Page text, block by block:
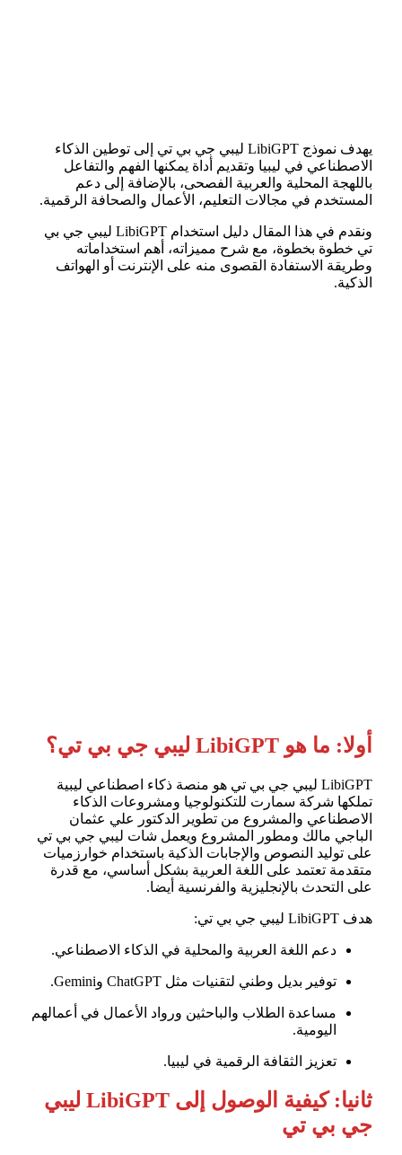
يهدف نموذج LibiGPT ليبي جي بي تي إلى توطين الذكاء
الاصطناعي في ليبيا وتقديم أداة يمكنها الفهم والتفاعل
باللهجة المحلية والعربية الفصحى، بالإضافة إلى دعم
المستخدم في مجالات التعليم، الأعمال والصحافة الرقمية.
ونقدم في هذا المقال دليل استخدام LibiGPT ليبي جي بي
تي خطوة بخطوة، مع شرح مميزاته، أهم استخداماته
وطريقة الاستفادة القصوى منه على الإنترنت أو الهواتف
الذكية.
أولا: ما هو LibiGPT ليبي جي بي تي؟
LibiGPT ليبي جي بي تي هو منصة ذكاء اصطناعي ليبية
تملكها شركة سمارت للتكنولوجيا ومشروعات الذكاء
الاصطناعي والمشروع من تطوير الدكتور علي عثمان
الباجي مالك ومطور المشروع ويعمل شات ليبي جي بي تي
على توليد النصوص والإجابات الذكية باستخدام خوارزميات
متقدمة تعتمد على اللغة العربية بشكل أساسي، مع قدرة
على التحدث بالإنجليزية والفرنسية أيضا.
هدف LibiGPT ليبي جي بي تي:
دعم اللغة العربية والمحلية في الذكاء الاصطناعي.
توفير بديل وطني لتقنيات مثل ChatGPT وGemini.
مساعدة الطلاب والباحثين ورواد الأعمال في أعمالهم
اليومية.
تعزيز الثقافة الرقمية في ليبيا.
ثانيا: كيفية الوصول إلى LibiGPT ليبي
جي بي تي